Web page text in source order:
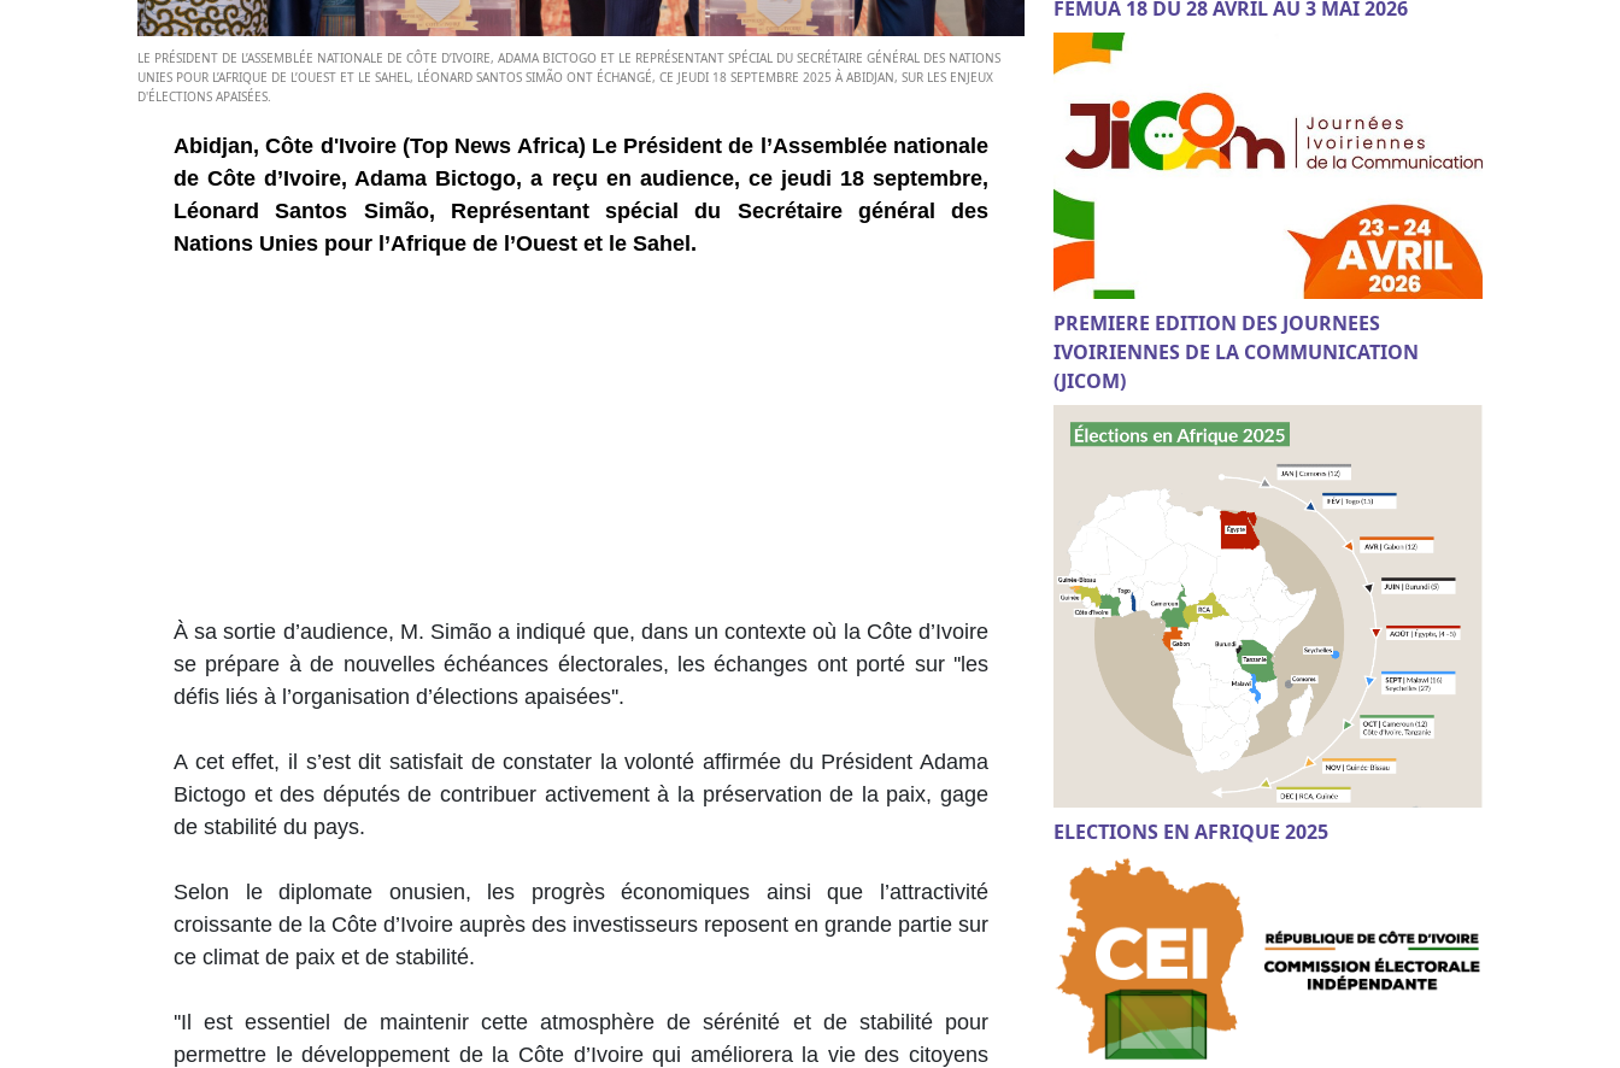
LE PRÉSIDENT DE L’ASSEMBLÉE NATIONALE DE CÔTE D’IVOIRE, ADAMA BICTOGO ET LE REPRÉSENTANT SPÉCIAL DU SECRÉTAIRE GÉNÉRAL DES NATIONS
UNIES POUR L’AFRIQUE DE L’OUEST ET LE SAHEL, LÉONARD SANTOS SIMÃO ONT ÉCHANGÉ, CE JEUDI 18 SEPTEMBRE 2025 À ABIDJAN, SUR LES ENJEUX
D'ÉLECTIONS APAISÉES.
Abidjan, Côte d'Ivoire (Top News Africa) Le Président de l’Assemblée nationale
de Côte d’Ivoire, Adama Bictogo, a reçu en audience, ce jeudi 18 septembre,
Léonard Santos Simão, Représentant spécial du Secrétaire général des
Nations Unies pour l’Afrique de l’Ouest et le Sahel.
À sa sortie d’audience, M. Simão a indiqué que, dans un contexte où la Côte d’Ivoire
se prépare à de nouvelles échéances électorales, les échanges ont porté sur ''les
défis liés à l’organisation d’élections apaisées''.
A cet effet, il s’est dit satisfait de constater la volonté affirmée du Président Adama
Bictogo et des députés de contribuer activement à la préservation de la paix, gage
de stabilité du pays.
Selon le diplomate onusien, les progrès économiques ainsi que l’attractivité
croissante de la Côte d’Ivoire auprès des investisseurs reposent en grande partie sur
ce climat de paix et de stabilité.
''Il est essentiel de maintenir cette atmosphère de sérénité et de stabilité pour
permettre le développement de la Côte d’Ivoire qui améliorera la vie des citoyens
FEMUA 18 DU 28 AVRIL AU 3 MAI 2026
PREMIERE EDITION DES JOURNEES
IVOIRIENNES DE LA COMMUNICATION
(JICOM)
ELECTIONS EN AFRIQUE 2025